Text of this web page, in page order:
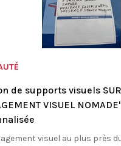
de supports visuels
VISUEL
visuel au plus près